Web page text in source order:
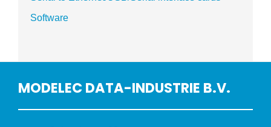
Software
MODELEC DATA-INDUSTRIE B.V.